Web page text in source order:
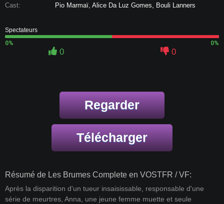
Cast:
Pio Marmaï, Alice Da Luz Gomes, Bouli Lanners
Spectateurs
0%
0%
0 0
Regarder
Télécharger
Résumé de Les Brumes Complete en VOSTFR / VF:
Après la disparition d'un tueur insaisissable, responsable d'une
série de meurtres, Anna, une jeune femme muette et seule